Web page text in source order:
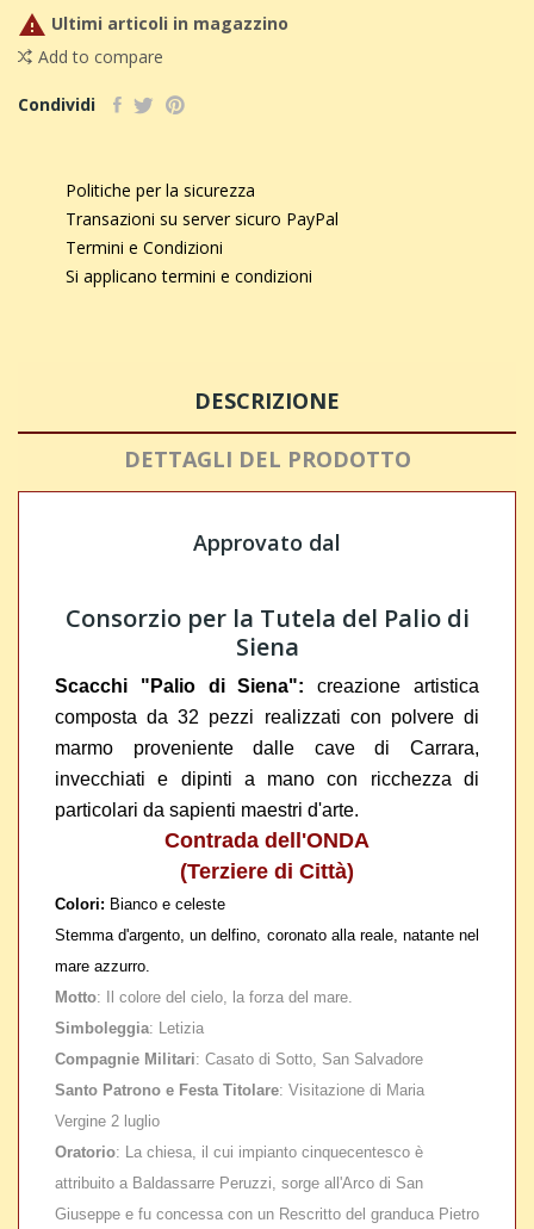
 Ultimi articoli in magazzino
Add to compare
Condividi
Politiche per la sicurezza
Transazioni su server sicuro PayPal
Termini e Condizioni
Si applicano termini e condizioni
DESCRIZIONE
DETTAGLI DEL PRODOTTO
Approvato dal
Consorzio per la Tutela del Palio di
Siena
Scacchi "Palio di Siena": creazione artistica
composta da 32 pezzi realizzati con polvere di
marmo proveniente dalle cave di Carrara,
invecchiati e dipinti a mano con ricchezza di
particolari da sapienti maestri d'arte.
Contrada dell'ONDA
(Terziere di Città)
Colori: Bianco e celeste
Stemma d'argento, un delfino, coronato alla reale, natante nel
mare azzurro.
Motto: Il colore del cielo, la forza del mare.
Simboleggia: Letizia
Compagnie Militari: Casato di Sotto, San Salvadore
Santo Patrono e Festa Titolare: Visitazione di Maria
Vergine 2 luglio
Oratorio: La chiesa, il cui impianto cinquecentesco è
attribuito a Baldassarre Peruzzi, sorge all'Arco di San
Giuseppe e fu concessa con un Rescritto del granduca Pietro